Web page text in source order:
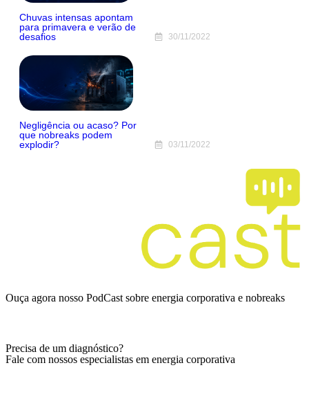
Chuvas intensas apontam
para primavera e verão de
desafios
30/11/2022
Negligência ou acaso? Por
que nobreaks podem
explodir?
03/11/2022
Ouça agora nosso PodCast sobre energia corporativa e nobreaks
Precisa de um diagnóstico?
Fale com nossos especialistas em energia corporativa